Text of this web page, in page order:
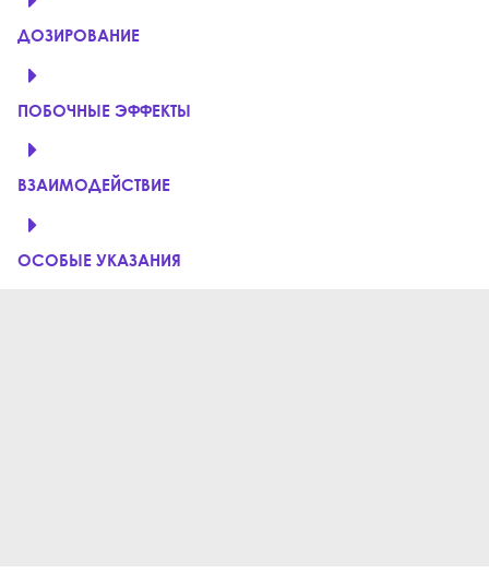
ДОЗИРОВАНИЕ
ПОБОЧНЫЕ ЭФФЕКТЫ
ВЗАИМОДЕЙСТВИЕ
ОСОБЫЕ УКАЗАНИЯ